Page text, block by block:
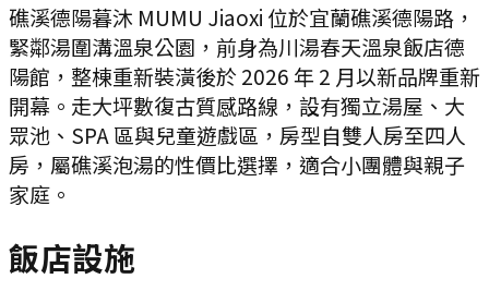
礁溪德陽暮沐 MUMU Jiaoxi 位於宜蘭礁溪德陽路，
緊鄰湯圍溝溫泉公園，前身為川湯春天溫泉飯店德
陽館，整棟重新裝潢後於 2026 年 2 月以新品牌重新
開幕。走大坪數復古質感路線，設有獨立湯屋、大
眾池、SPA 區與兒童遊戲區，房型自雙人房至四人
房，屬礁溪泡湯的性價比選擇，適合小團體與親子
家庭。
飯店設施